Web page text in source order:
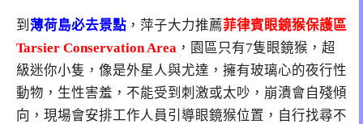
到 薄荷島必去景點 ，萍子大力推薦菲律賓眼鏡猴保護區
Tarsier Conservation Area ，園區只有7隻眼鏡猴，超
級迷你小隻，像是外星人與尤達，擁有玻璃心的夜行性
動物，生性害羞，不能受到刺激或太吵，崩潰會自殘傾
向，現場會安排工作人員引導眼鏡猴位置，自行找尋不